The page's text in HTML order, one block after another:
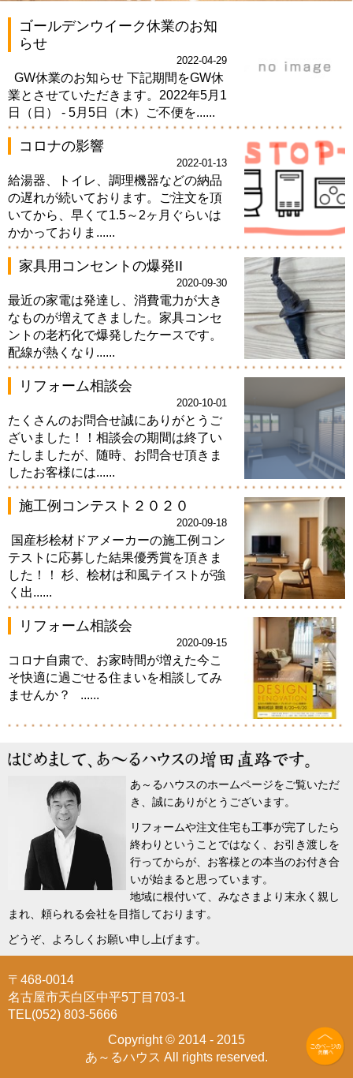
ゴールデンウイーク休業のお知
らせ
2022-04-29
GW休業のお知らせ 下記期間をGW休
業とさせていただきます。​2022年5月1
日（日） - 5月5日（木）​​ご不便を......
コロナの影響
2022-01-13
給湯器、トイレ、調理機器などの納品
の遅れが続いております。ご注文を頂
いてから、早くて1.5～2ヶ月ぐらいは
かかっておりま......
家具用コンセントの爆発II
2020-09-30
最近の家電は発達し、消費電力が大き
なものが増えてきました。家具コンセ
ントの老朽化で爆発したケースです。
配線が熱くなり......
リフォーム相談会
2020-10-01
たくさんのお問合せ誠にありがとうご
ざいました！！相談会の期間は終了い
たしましたが、随時、お問合せ頂きま
したお客様には......
施工例コンテスト２０２０
2020-09-18
国産杉桧材ドアメーカーの施工例コン
テストに応募した結果優秀賞を頂きま
した！！ 杉、桧材は和風テイストが強
く出......
リフォーム相談会
2020-09-15
コロナ自粛で、お家時間が増えた今こ
そ快適に過ごせる住まいを相談してみ
ませんか？ ......
あ～るハウスのホームページをご覧いただ
き、誠にありがとうございます。
リフォームや注文住宅も工事が完了したら
終わりということではなく、お引き渡しを
行ってからが、お客様との本当のお付き合
いが始まると思っています。
地域に根付いて、みなさまより末永く親し
まれ、頼られる会社を目指しております。
どうぞ、よろしくお願い申し上げます。
〒468-0014
名古屋市天白区中平5丁目703-1
TEL(052) 803-5666
Copyright © 2014 - 2015
あ～るハウス All rights reserved.